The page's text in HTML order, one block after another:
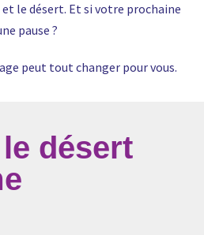
le désert. Et si votre prochaine
pause ?
peut tout changer pour vous.
désert